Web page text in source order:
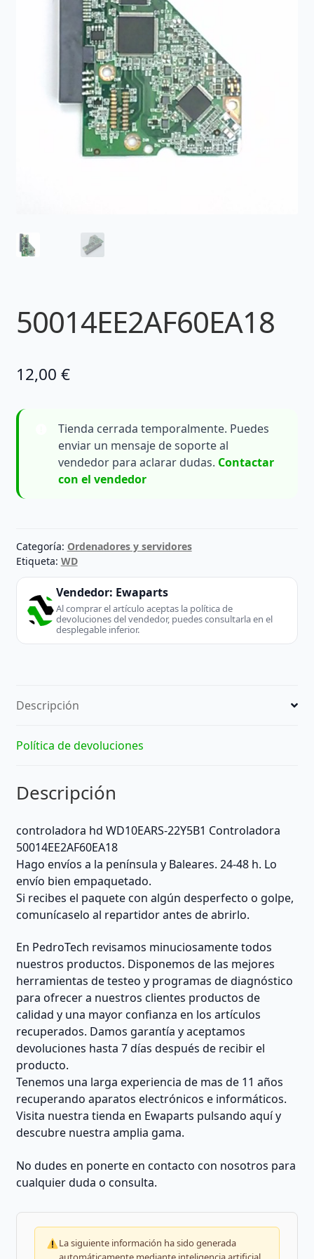
50014EE2AF60EA18
12,00 €
Tienda cerrada temporalmente. Puedes
enviar un mensaje de soporte al
vendedor para aclarar dudas. Contactar
con el vendedor
Categoría: Ordenadores y servidores
Etiqueta: WD
Vendedor: Ewaparts
Al comprar el artículo aceptas la política de
devoluciones del vendedor, puedes consultarla en el
desplegable inferior.
Descripción
Política de devoluciones
Descripción
controladora hd WD10EARS-22Y5B1 Controladora
50014EE2AF60EA18
Hago envíos a la península y Baleares. 24-48 h. Lo
envío bien empaquetado.
Si recibes el paquete con algún desperfecto o golpe,
comunícaselo al repartidor antes de abrirlo.
En PedroTech revisamos minuciosamente todos
nuestros productos. Disponemos de las mejores
herramientas de testeo y programas de diagnóstico
para ofrecer a nuestros clientes productos de
calidad y una mayor confianza en los artículos
recuperados. Damos garantía y aceptamos
devoluciones hasta 7 días después de recibir el
producto.
Tenemos una larga experiencia de mas de 11 años
recuperando aparatos electrónicos e informáticos.
Visita nuestra tienda en Ewaparts pulsando aquí y
descubre nuestra amplia gama.
No dudes en ponerte en contacto con nosotros para
cualquier duda o consulta.
La siguiente información ha sido generada